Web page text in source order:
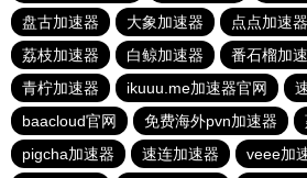
盘古加速器
大象加速器 点点加速器
荔枝加速器
白鲸加速器 番石榴加
青柠加速器
ikuuu.me加速器官网
baacloud官网
免费海外pvn加速器
pigcha加速器
速连加速器 veee加